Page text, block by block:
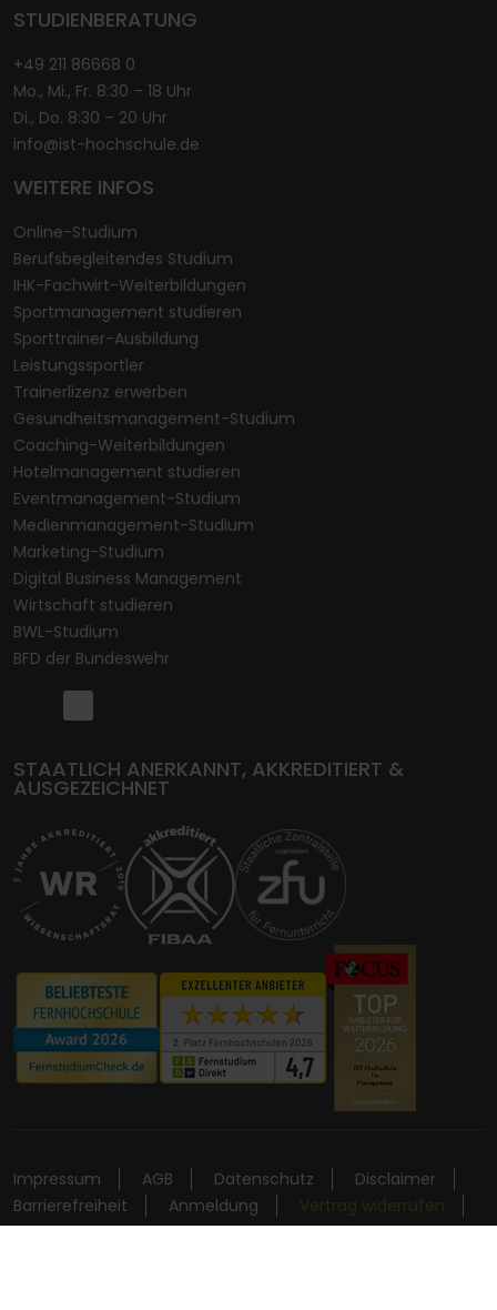
STUDIENBERATUNG
+49 211 86668 0
Mo., Mi., Fr. 8:30 – 18 Uhr
Di., Do. 8:30 – 20 Uhr
info@ist-hochschule.de
WEITERE INFOS
Online-Studium
Berufsbegleitendes Studium
IHK-Fachwirt-Weiterbildungen
Sportmanagement studieren
Sporttrainer-Ausbildung
Leistungssportler
Trainerlizenz erwerben
Gesundheitsmanagement-Studium
Coaching-Weiterbildungen
Hotelmanagement studieren
Eventmanagement-Studium
Medienmanagement-Studium
Marketing-Studium
Digital Business Management
Wirtschaft studieren
BWL-Studium
BFD der Bundeswehr
STAATLICH ANERKANNT, AKKREDITIERT &
AUSGEZEICHNET
Impressum AGB Datenschutz
Disclaimer
Barrierefreiheit
Anmeldung
Vertrag widerrufen
Vertrag kündigen